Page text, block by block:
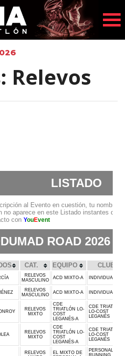
Relevos